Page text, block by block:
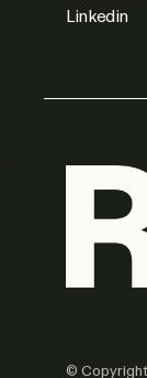
© Copyright
Linkedin